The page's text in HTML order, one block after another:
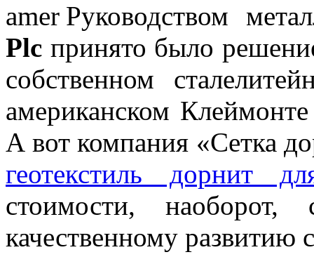
Руководством
Plc принято было
собственном
американском
А вот компания «Сетка
геотекстиль дорнит
стоимости,
качественному развитию